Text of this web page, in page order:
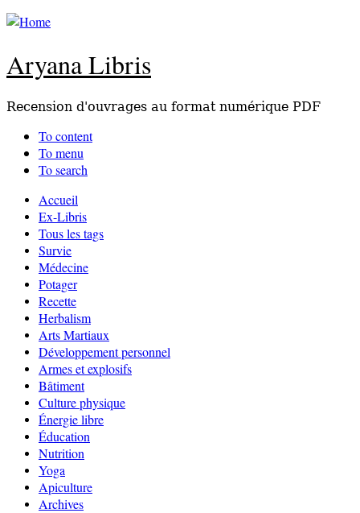
Aryana Libris
Recension d'ouvrages au format numérique PDF
To content
To menu
To search
Accueil
Ex-Libris
Tous les tags
Survie
Médecine
Potager
Recette
Herbalism
Arts Martiaux
Développement personnel
Armes et explosifs
Bâtiment
Culture physique
Énergie libre
Éducation
Nutrition
Yoga
Apiculture
Archives